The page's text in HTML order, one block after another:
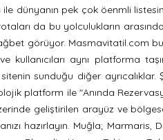
dünyanın pek çok öenmli
da bu yolculukların
görüyor. Masmavitatil.com
aynı platforma
sunduğu diğer ayrıcalıklar.
platform ile "Anında
geliştirilen arayüz ve
hazırlayın. Muğla; Marmaris,